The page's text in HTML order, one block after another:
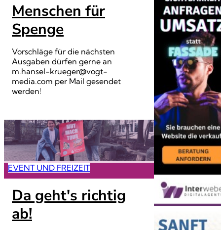
Menschen für
Spenge
Vorschläge für die nächsten
Ausgaben dürfen gerne an
m.hansel-krueger@vogt-
media.com per Mail gesendet
werden!
EVENT UND FREIZEIT
Da geht's richtig
ab!